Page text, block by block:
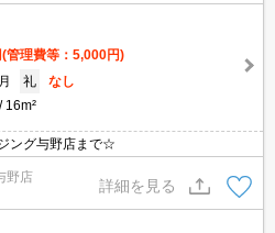
(管理費等：5,000円)
礼
なし
16m²
ング与野店まで☆
野店
詳細を見る